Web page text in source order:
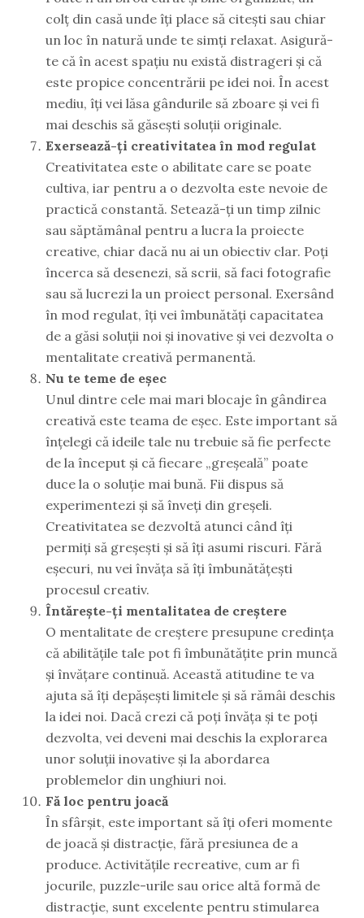
colț din casă unde îți place să citești sau chiar
un loc în natură unde te simți relaxat. Asigură-
te că în acest spațiu nu există distrageri și că
este propice concentrării pe idei noi. În acest
mediu, îți vei lăsa gândurile să zboare și vei fi
mai deschis să găsești soluții originale.
Exersează-ți creativitatea în mod regulat
Creativitatea este o abilitate care se poate
cultiva, iar pentru a o dezvolta este nevoie de
practică constantă. Setează-ți un timp zilnic
sau săptămânal pentru a lucra la proiecte
creative, chiar dacă nu ai un obiectiv clar. Poți
încerca să desenezi, să scrii, să faci fotografie
sau să lucrezi la un proiect personal. Exersând
în mod regulat, îți vei îmbunătăți capacitatea
de a găsi soluții noi și inovative și vei dezvolta o
mentalitate creativă permanentă.
Nu te teme de eșec
Unul dintre cele mai mari blocaje în gândirea
creativă este teama de eșec. Este important să
înțelegi că ideile tale nu trebuie să fie perfecte
de la început și că fiecare „greșeală” poate
duce la o soluție mai bună. Fii dispus să
experimentezi și să înveți din greșeli.
Creativitatea se dezvoltă atunci când îți
permiți să greșești și să îți asumi riscuri. Fără
eșecuri, nu vei învăța să îți îmbunătățești
procesul creativ.
Întărește-ți mentalitatea de creștere
O mentalitate de creștere presupune credința
că abilitățile tale pot fi îmbunătățite prin muncă
și învățare continuă. Această atitudine te va
ajuta să îți depășești limitele și să rămâi deschis
la idei noi. Dacă crezi că poți învăța și te poți
dezvolta, vei deveni mai deschis la explorarea
unor soluții inovative și la abordarea
problemelor din unghiuri noi.
Fă loc pentru joacă
În sfârșit, este important să îți oferi momente
de joacă și distracție, fără presiunea de a
produce. Activitățile recreative, cum ar fi
jocurile, puzzle-urile sau orice altă formă de
distracție, sunt excelente pentru stimularea